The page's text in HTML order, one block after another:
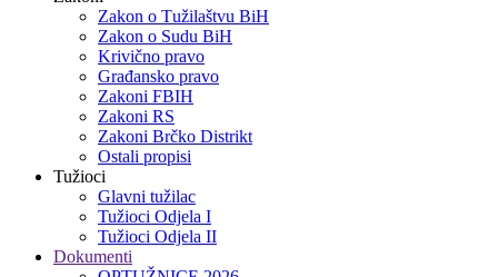
Zakon o Тužilaštvu BiH
Zakon o Sudu BiH
Krivično pravo
Građansko pravo
Zakoni FBIH
Zakoni RS
Zakoni Brčko Distrikt
Ostali propisi
Tužioci
Glavni tužilac
Tužioci Odjela I
Tužioci Odjela II
Dokumenti